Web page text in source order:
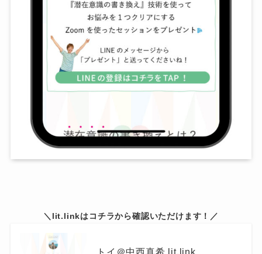
＼lit.linkはコチラから確認いただけます！／
トイ＠中西真希 lit.link